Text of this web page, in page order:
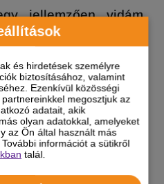
és hirdetések személyre
biztosításához, valamint
Ezenkívül közösségi
megosztjuk az
adatait, akik
olyan adatokkal, amelyeket
az Ön által használt más
információt a sütikről
talál.
jellemzően vidám,
erős személyiséggel
fajtaleírásunkból!